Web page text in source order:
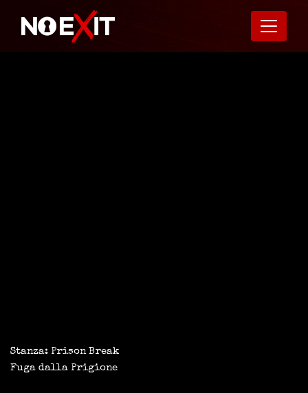
Stanza: Prison Break
Fuga dalla Prigione